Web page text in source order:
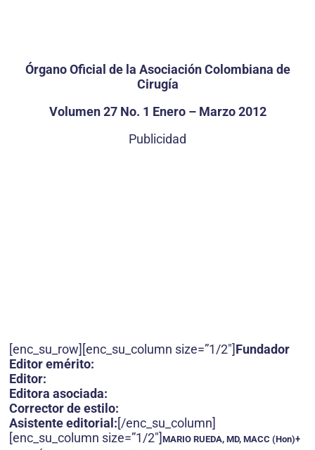
Órgano Oficial de la Asociación Colombiana de
Cirugía
Volumen 27 No. 1 Enero – Marzo 2012
Publicidad
[enc_su_row][enc_su_column size=”1/2″]Fundador
Editor emérito:
Editor:
Editora asociada:
Corrector de estilo:
Asistente editorial:[/enc_su_column]
[enc_su_column size=”1/2″] MARIO RUEDA, MD, MACC (Hon)+